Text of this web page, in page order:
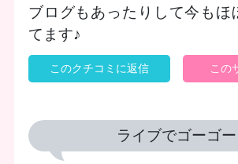
ブログもあったりして今もほ
てます♪
このクチコミに返信 この
ライブでゴーゴー